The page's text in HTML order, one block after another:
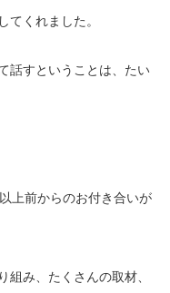
てくれました。
話すということは、たい
上前からのお付き合いが
組み、たくさんの取材、